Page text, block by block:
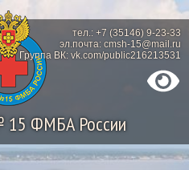
ФМБА России
тел.: +7 (35146) 9-23-33
эл.почта: cmsh-15@mail.ru
Группа ВК: vk.com/public216213531